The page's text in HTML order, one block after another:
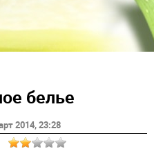
белье
2014, 23:28